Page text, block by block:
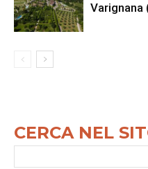
Varignana
CERCA NEL